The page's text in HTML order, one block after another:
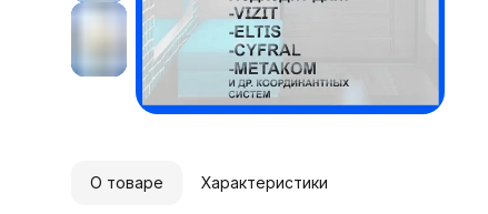
О товаре Характеристики